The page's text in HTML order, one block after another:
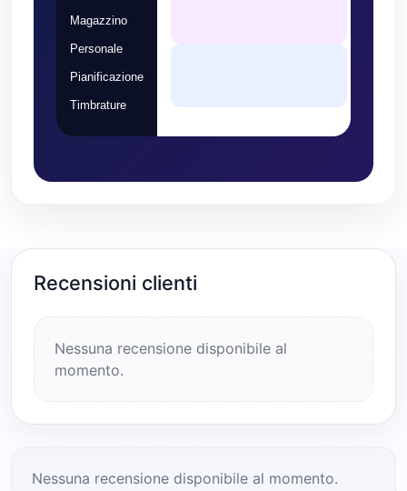
Magazzino
Personale
Pianificazione
Timbrature
Recensioni clienti
Nessuna recensione disponibile al
momento.
Nessuna recensione disponibile al momento.